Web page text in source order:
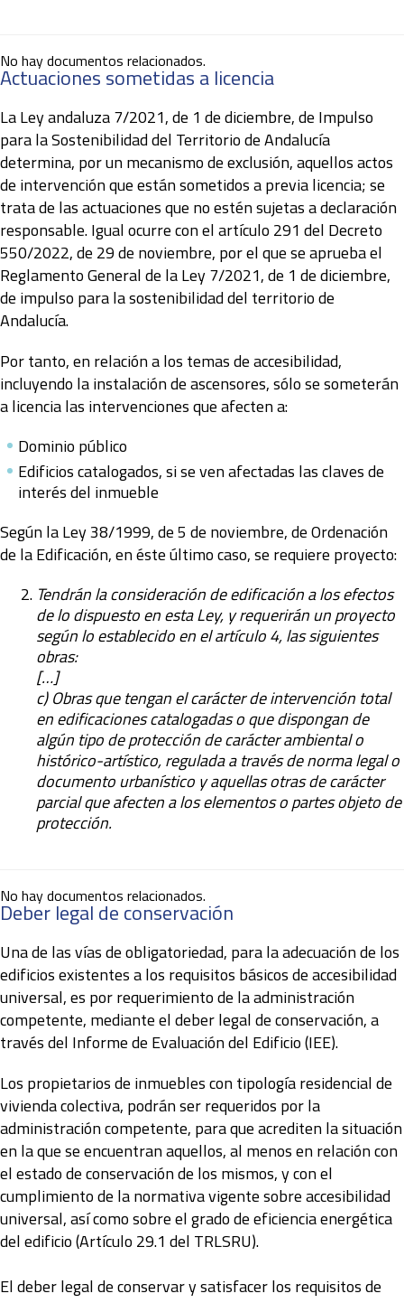
No hay documentos relacionados.
Actuaciones sometidas a licencia
La Ley andaluza 7/2021, de 1 de diciembre, de Impulso
para la Sostenibilidad del Territorio de Andalucía
determina, por un mecanismo de exclusión, aquellos actos
de intervención que están sometidos a previa licencia; se
trata de las actuaciones que no estén sujetas a declaración
responsable. Igual ocurre con el artículo 291 del Decreto
550/2022, de 29 de noviembre, por el que se aprueba el
Reglamento General de la Ley 7/2021, de 1 de diciembre,
de impulso para la sostenibilidad del territorio de
Andalucía.
Por tanto, en relación a los temas de accesibilidad,
incluyendo la instalación de ascensores, sólo se someterán
a licencia las intervenciones que afecten a:
Dominio público
Edificios catalogados, si se ven afectadas las claves de
interés del inmueble
Según la Ley 38/1999, de 5 de noviembre, de Ordenación
de la Edificación, en éste último caso, se requiere proyecto:
Tendrán la consideración de edificación a los efectos
de lo dispuesto en esta Ley, y requerirán un proyecto
según lo establecido en el artículo 4, las siguientes
obras:
[…]
c) Obras que tengan el carácter de intervención total
en edificaciones catalogadas o que dispongan de
algún tipo de protección de carácter ambiental o
histórico-artístico, regulada a través de norma legal o
documento urbanístico y aquellas otras de carácter
parcial que afecten a los elementos o partes objeto de
protección.
No hay documentos relacionados.
Deber legal de conservación
Una de las vías de obligatoriedad, para la adecuación de los
edificios existentes a los requisitos básicos de accesibilidad
universal, es por requerimiento de la administración
competente, mediante el deber legal de conservación, a
través del Informe de Evaluación del Edificio (IEE).
Los propietarios de inmuebles con tipología residencial de
vivienda colectiva, podrán ser requeridos por la
administración competente, para que acrediten la situación
en la que se encuentran aquellos, al menos en relación con
el estado de conservación de los mismos, y con el
cumplimiento de la normativa vigente sobre accesibilidad
universal, así como sobre el grado de eficiencia energética
del edificio (Artículo 29.1 del TRLSRU).
El deber legal de conservar y satisfacer los requisitos de